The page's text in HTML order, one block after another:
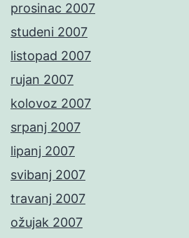
prosinac 2007
studeni 2007
listopad 2007
rujan 2007
kolovoz 2007
srpanj 2007
lipanj 2007
svibanj 2007
travanj 2007
ožujak 2007